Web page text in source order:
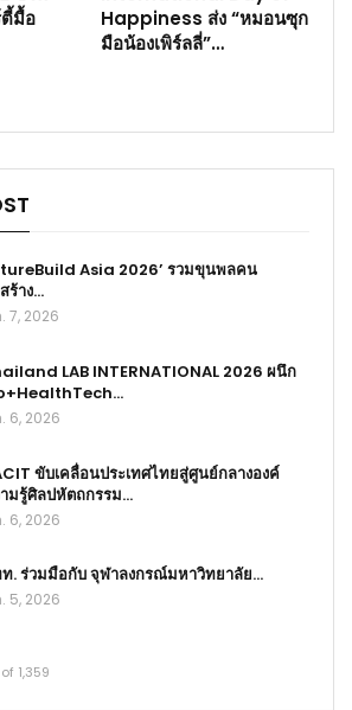
มื้อ
Happiness ส่ง “หมอนซุก
มือน้องเพิร์ลลี่”…
Asia 2026’ รวมขุนพลคน
ร้าง…
7, 2026
LAB INTERNATIONAL 2026 ผนึก
6, 2026
ขับเคลื่อนประเทศไทยสู่ศูนย์กลางองค์
มรู้ศิลปหัตถกรรม…
6, 2026
. ร่วมมือกับ จุฬาลงกรณ์มหาวิทยาลัย…
5, 2026
of 1,359